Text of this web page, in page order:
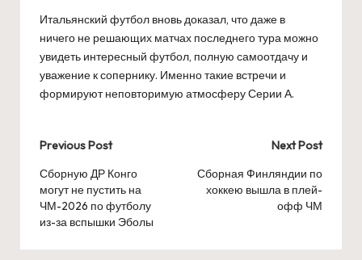
Итальянский футбол вновь доказал, что даже в
ничего не решающих матчах последнего тура можно
увидеть интересный футбол, полную самоотдачу и
уважение к сопернику. Именно такие встречи и
формируют неповторимую атмосферу Серии А.
Post
navigation
Previous Post
Сборную ДР Конго
могут не пустить на
ЧМ-2026 по футболу
из-за вспышки Эболы
Next Post
Сборная Финляндии по
хоккею вышла в плей-
офф ЧМ